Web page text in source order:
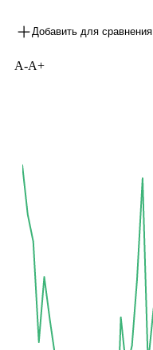
Добавить для сравнения